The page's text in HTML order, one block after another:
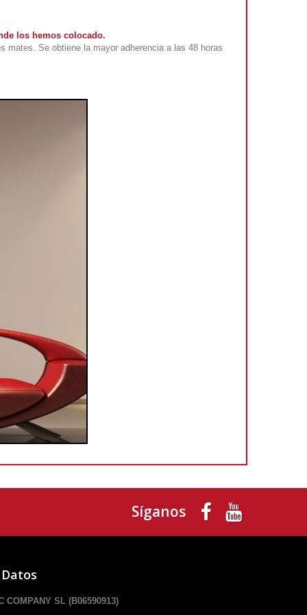
los hemos colocado.
mates. Se obtiene la mayor adherencia a las 48 horas
Síganos
COMPANY SL (B06590913)